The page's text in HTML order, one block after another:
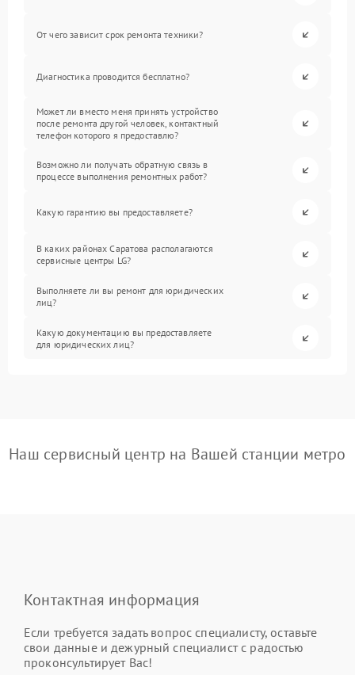
От чего зависит срок ремонта техники?
Диагностика проводится бесплатно?
Может ли вместо меня принять устройство
после ремонта другой человек, контактный
телефон которого я предоставлю?
Возможно ли получать обратную связь в
процессе выполнения ремонтных работ?
Какую гарантию вы предоставляете?
В каких районах Саратова располагаются
сервисные центры LG?
Выполняете ли вы ремонт для юридических
лиц?
Какую документацию вы предоставляете
для юридических лиц?
Наш сервисный центр на Вашей станции метро
Контактная информация
Если требуется задать вопрос специалисту, оставьте
свои данные и дежурный специалист с радостью
проконсультирует Вас!